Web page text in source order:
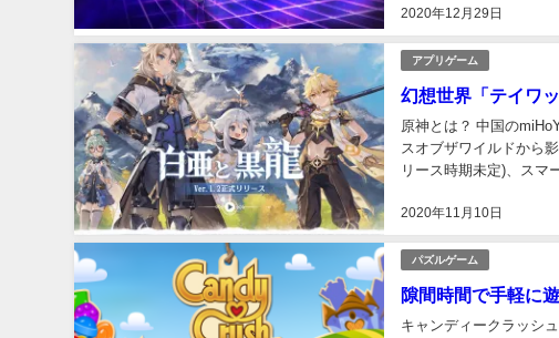
2020年12月29日
為、隙間時間に楽しめ
アプリゲーム
幻想世界「テイワ
2020年11月10日
原神とは？ 中国の
スオブザワイルドから
リース時期未定)、スマ
パズルゲーム
隙間時間で手軽に
キャンディークラッシ